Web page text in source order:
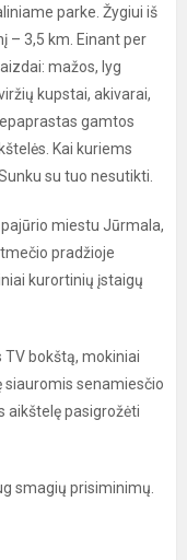
parke. Žygiui iš
– 3,5 km. Einant per
mažos, lyg
kupstai, akivarai,
gamtos
Kai kuriems
su tuo nesutikti.
miestu Jūrmala,
pradžioje
kurortinių įstaigų
TV bokštą, mokiniai
siauromis senamiesčio
aikštelę pasigrožėti
smagių prisiminimų.